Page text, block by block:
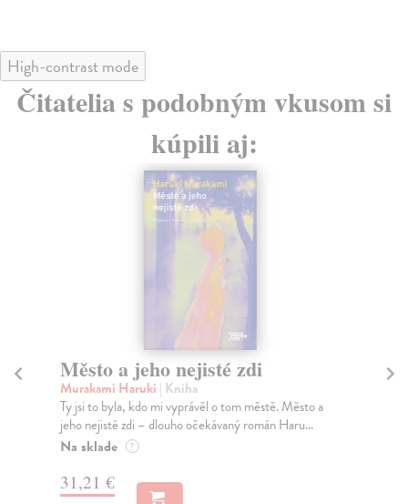
High-contrast mode
Čitatelia s podobným vkusom si
kúpili aj:
Město a jeho nejisté zdi
Murakami Haruki| Kniha
Ty jsi to byla, kdo mi vyprávěl o tom městě. Město a
jeho nejisté zdi – dlouho očekávaný román Haru...
Na sklade ?
31,21 €